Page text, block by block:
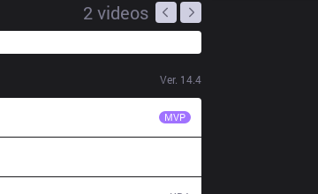
2 videos
Ver. 14.4
MVP